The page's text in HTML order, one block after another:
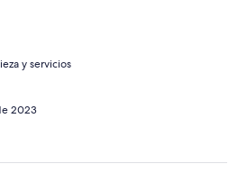
y servicios
2023